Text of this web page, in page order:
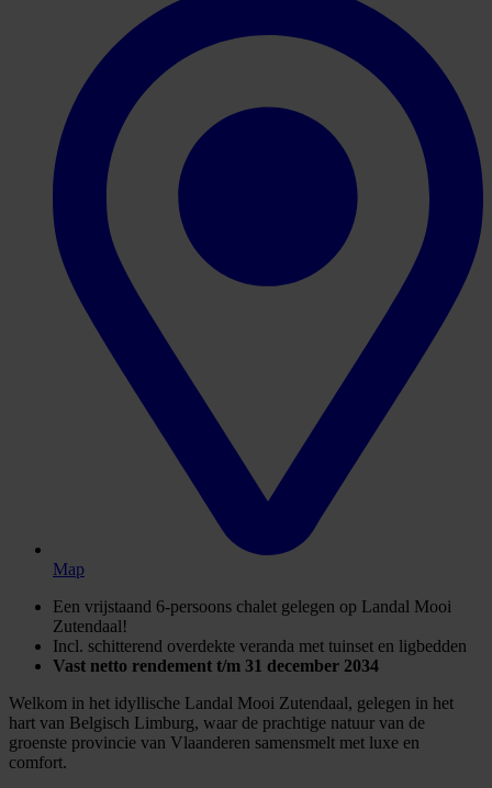
Map
Een vrijstaand 6-persoons chalet gelegen op Landal Mooi
Zutendaal!
Incl. schitterend overdekte veranda met tuinset en ligbedden
Vast netto rendement t/m 31 december 2034
Welkom in het idyllische Landal Mooi Zutendaal, gelegen in het
hart van Belgisch Limburg, waar de prachtige natuur van de
groenste provincie van Vlaanderen samensmelt met luxe en
comfort.